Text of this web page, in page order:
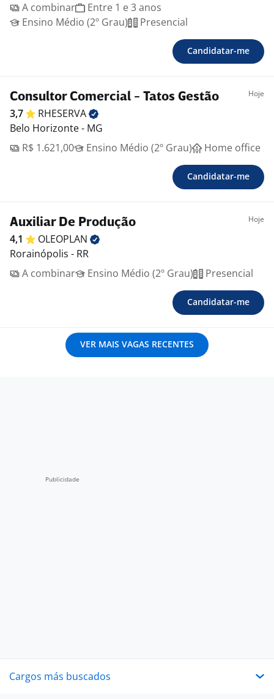
A combinar
Entre 1 e 3 anos
Ensino Médio (2º Grau)
Presencial
Candidatar-me
Consultor Comercial - Tatos Gestão Hoje
3,7
RHESERVA
Belo Horizonte - MG
R$ 1.621,00
Ensino Médio (2º Grau) Home office
Candidatar-me
Auxiliar De Produção Hoje
4,1
OLEOPLAN
Rorainópolis - RR
A combinar
Ensino Médio (2º Grau) Presencial
Candidatar-me
VER MAIS VAGAS RECENTES
Cargos más buscados